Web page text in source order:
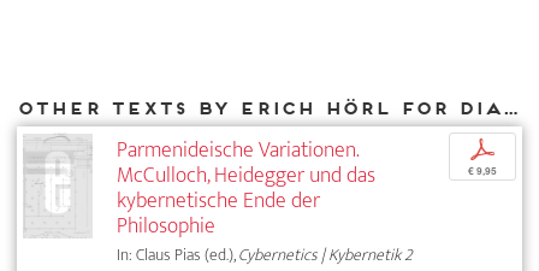
Other texts by Erich Hörl for DIAPHANES
Parmenideische Variationen.
McCulloch, Heidegger und das
kybernetische Ende der
Philosophie
In: Claus Pias (ed.),Cybernetics | Kybernetik 2
p
€ 9,95